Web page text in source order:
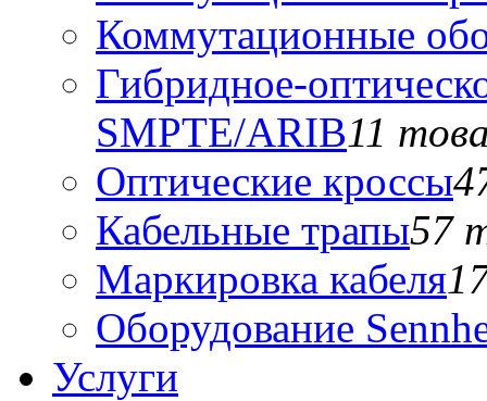
Коммутационные
Гибридное-
SMPTE/ARIB11
Оптические кроссы
Кабельные трапы57
Маркировка кабеля
Оборудование
Услуги